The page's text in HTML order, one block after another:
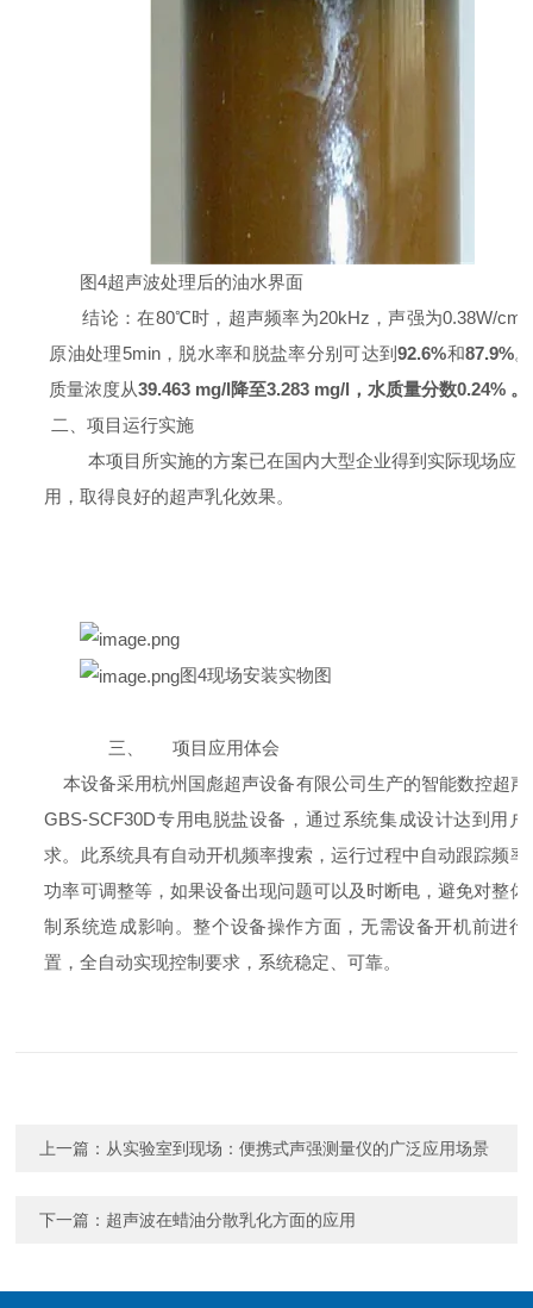
图4超声波处理后的油水界面
结论：在80℃时，超声频率为20kHz ，声强为0.38W/cm2
原油处理5min，脱水率和脱盐率分别可达到92.6%和87.9%
质量浓度从39.463 mg/l降至3.283 mg/l ，水质量分数0.24% 。
二、项目运行实施
本项目所实施的方案已在国内大型企业得到实际现场应
用，取得良好的超声乳化效果。
图4现场安装实物图
三、
项目应用体会
本设备采用杭州国彪超声设备有限公司生产的智能数控超声
GBS-SCF30D专用电脱盐设备，通过系统集成设计达到用户
求。此系统具有自动开机频率搜索，运行过程中自动跟踪频率
功率可调整等，如果设备出现问题可以及时断电，避免对整体
制系统造成影响。整个设备操作方面，无需设备开机前进行
置，全自动实现控制要求，系统稳定、可靠。
上一篇： 从实验室到现场：便携式声强测量仪的广泛应用场景
下一篇： 超声波在蜡油分散乳化方面的应用